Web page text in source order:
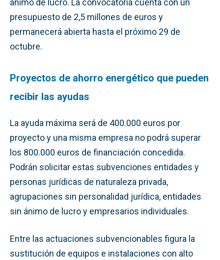
ánimo de lucro. La convocatoria cuenta con un
presupuesto de 2,5 millones de euros y
permanecerá abierta hasta el próximo 29 de
octubre.
Proyectos de ahorro energético que pueden
recibir las ayudas
La ayuda máxima será de 400.000 euros por
proyecto y una misma empresa no podrá superar
los 800.000 euros de financiación concedida.
Podrán solicitar estas subvenciones entidades y
personas jurídicas de naturaleza privada,
agrupaciones sin personalidad jurídica, entidades
sin ánimo de lucro y empresarios individuales.
Entre las actuaciones subvencionables figura la
sustitución de equipos e instalaciones con alto